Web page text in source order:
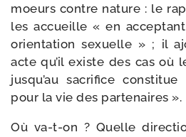
moeurs contre nature : le
les accueille « en
orien­ta­tion sexuelle » ; il
acte qu’il existe des cas où
jus­qu’au sacri­fice
pour la vie des partenaires ».
Où va-​t-​on ? Quelle